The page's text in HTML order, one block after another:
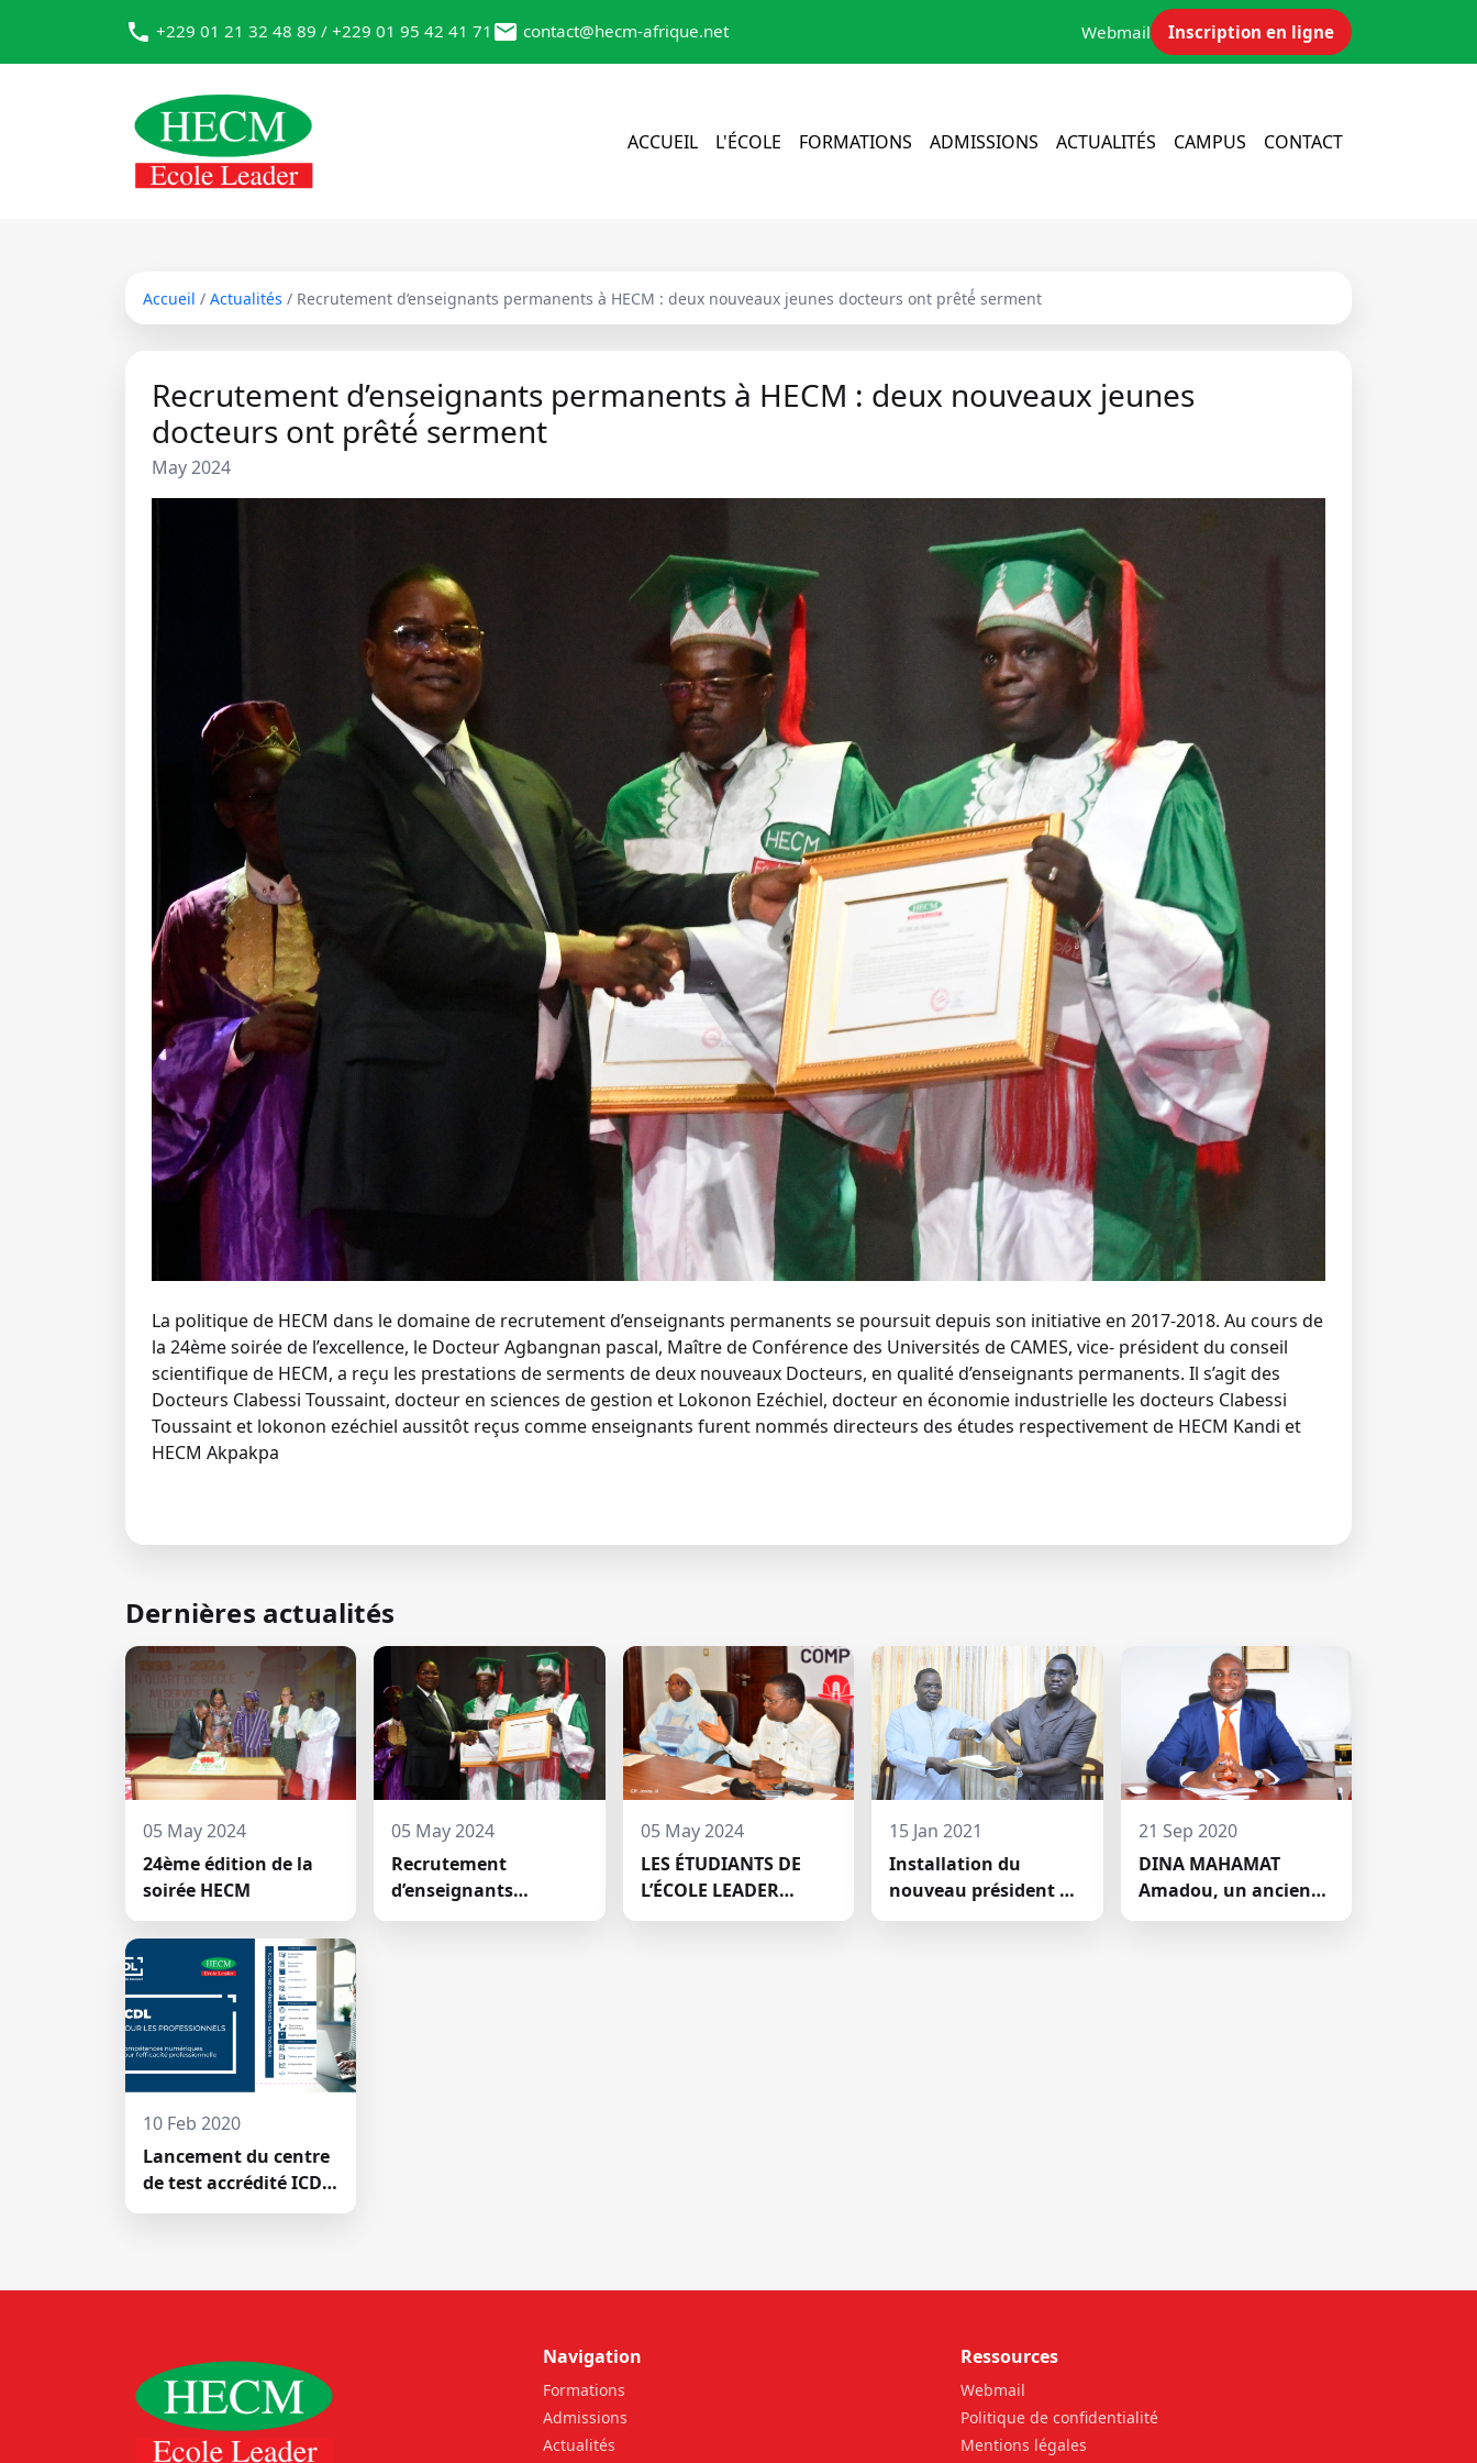
+229 01 21 32 48 89 / +229 01 95 42 41 71 contact@hecm-afrique.net Webmail Inscription en ligne
ACCUEIL L'ÉCOLE FORMATIONS ADMISSIONS ACTUALITÉS CAMPUS CONTACT
Accueil / Actualités / Recrutement d’enseignants permanents à HECM : deux nouveaux jeunes docteurs ont prêté́ serment
Recrutement d’enseignants permanents à HECM : deux nouveaux jeunes
docteurs ont prêté́ serment
May 2024
La politique de HECM dans le domaine de recrutement d’enseignants permanents se poursuit depuis son initiative en 2017-2018. Au cours de
la 24ème soirée de l’excellence, le Docteur Agbangnan pascal, Maître de Conférence des Universités de CAMES, vice- président du conseil
scientifique de HECM, a reçu les prestations de serments de deux nouveaux Docteurs, en qualité d’enseignants permanents. Il s’agit des
Docteurs Clabessi Toussaint, docteur en sciences de gestion et Lokonon Ezéchiel, docteur en économie industrielle les docteurs Clabessi
Toussaint et lokonon ezéchiel aussitôt reçus comme enseignants furent nommés directeurs des études respectivement de HECM Kandi et
HECM Akpakpa
Dernières actualités
05 May 2024
24ème édition de la
soirée HECM
05 May 2024
Recrutement
d’enseignants
permanents à HECM :
05 May 2024
LES ÉTUDIANTS DE
L’ÉCOLE LEADER
MOBILISENT UNE
15 Jan 2021
Installation du
nouveau président du
conseil scientifique de
21 Sep 2020
DINA MAHAMAT
Amadou, un ancien
étudiant de l'Ecole
10 Feb 2020
Lancement du centre
de test accrédité ICDL
de la Haute École de
Navigation
Formations
Admissions
Actualités
Ressources
Webmail
Politique de confidentialité
Mentions légales